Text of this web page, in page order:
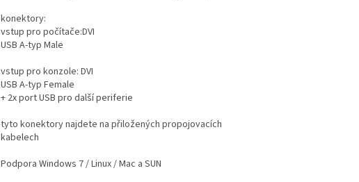
konektory:
vstup pro počítače:DVI
USB A-typ Male
vstup pro konzole: DVI
USB A-typ Female
+ 2x port USB pro další periferie
tyto konektory najdete na přiložených propojovacích
kabelech
Podpora Windows 7 / Linux / Mac a SUN